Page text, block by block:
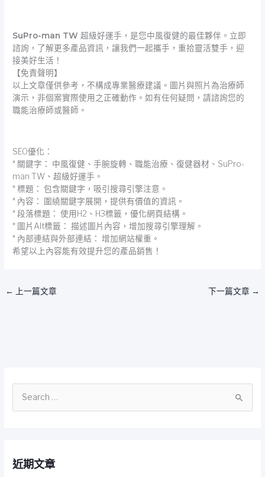
SuPro-man TW 超級好運手，是您中風復健的最佳夥伴。立即
諮詢，了解更多產品資訊，讓我們一起攜手，重拾靈活雙手，迎
接美好生活！
【免責聲明】
以上文章僅供參考，不構成專業醫療建議。圖片與照片為治療師
演示，非個案實際使用之正確動作。如有任何疑問，請諮詢您的
職能治療師或醫師。
SEO優化：
* 關鍵字： 中風復健、手腕旋轉、職能治療、復健器材、SuPro-
man TW、超級好運手。
* 標題： 包含關鍵字，吸引搜尋引擎注意。
* 內容： 圍繞關鍵字展開，提供有價值的資訊。
* 段落標題： 使用H2、H3標籤，優化網頁結構。
* 圖片Alt標籤： 描述圖片內容，增加搜尋引擎理解。
* 內部連結與外部連結： 增加網站權重。
希望以上內容能有效提升您的產品銷售！
← 上一篇文章 下一篇文章 →
字
近期文章